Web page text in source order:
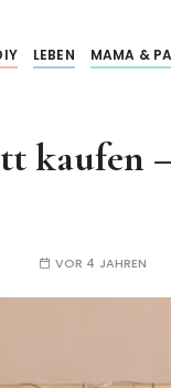
LEBEN MAMA &
kaufen
VOR 4 JAHREN